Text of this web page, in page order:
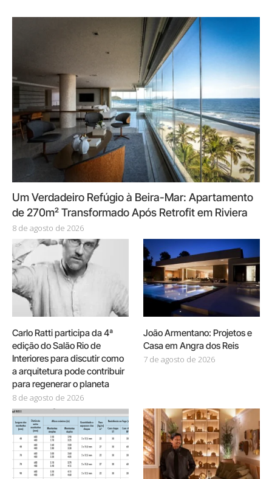
Um Verdadeiro Refúgio à Beira-Mar: Apartamento
de 270m² Transformado Após Retrofit em Riviera
8 de agosto de 2026
Carlo Ratti participa da 4ª
edição do Salão Rio de
Interiores para discutir como
a arquitetura pode contribuir
para regenerar o planeta
8 de agosto de 2026
João Armentano: Projetos e
Casa em Angra dos Reis
7 de agosto de 2026